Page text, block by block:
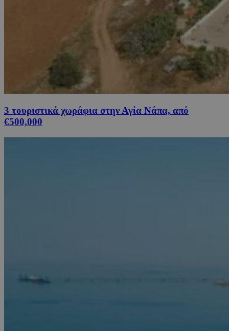
3 τουριστικά χωράφια στην Αγία Νάπα, από
€500,000